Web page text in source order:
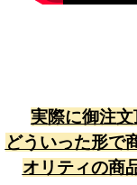
実際に御注文
どういった形で
オリティの商